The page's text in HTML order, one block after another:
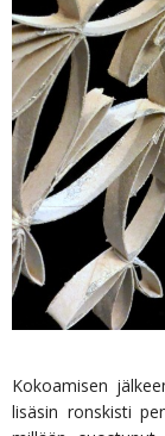
Kokoamisen
lisäsin ronskisti